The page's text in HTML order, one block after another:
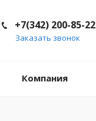
+7(342) 200-85-22
Заказать звонок
Компания